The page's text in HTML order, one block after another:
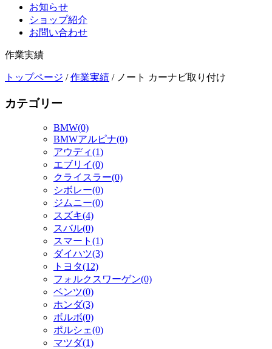
お知らせ
ショップ紹介
お問い合わせ
作業実績
トップページ /作業実績 / ノート カーナビ取り付け
カテゴリー
BMW(0)
BMWアルピナ(0)
アウディ(1)
エブリイ(0)
クライスラー(0)
シボレー(0)
ジムニー(0)
スズキ(4)
スバル(0)
スマート(1)
ダイハツ(3)
トヨタ(12)
フォルクスワーゲン(0)
ベンツ(0)
ホンダ(3)
ボルボ(0)
ポルシェ(0)
マツダ(1)